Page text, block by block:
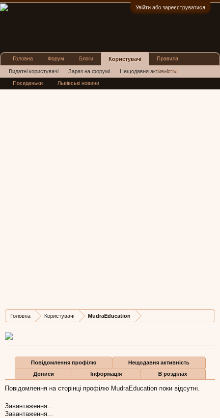
Увійти або зареєструватися
Головна Користувачі MudraEducation
Дописів
1
Карма
0
Бали
1
Повідомлення профілю
Нещодавня активність
Дописи
Інформація В розділах
Повідомлення на сторінці профілю MudraEducation поки відсутні.
Завантаження...
Завантаження...
Головна Форум Блоги Користувачі
Видатні користувачі Зараз на форумі Нещодавня активність
Нові повідомлення профілю
Правила
Реклама
Посиденьки Львівські новини